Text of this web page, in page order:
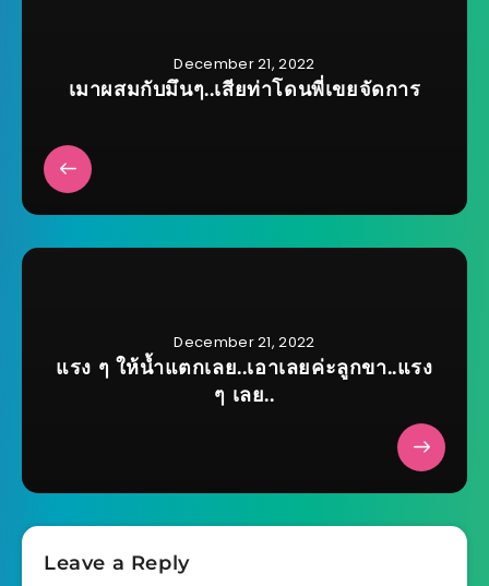
December 21, 2022
เมาผสมกับมึนๆ..เสียท่าโดนพี่เขยจัดการ
December 21, 2022
แรง ๆ ให้น้ำแตกเลย..เอาเลยค่ะลูกขา..แรง
ๆ เลย..
Leave a Reply